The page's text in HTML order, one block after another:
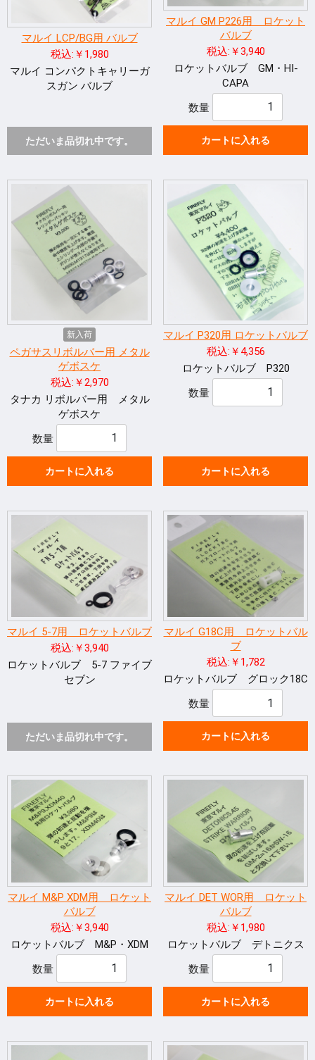
マルイ LCP/BG用 バルブ
税込:￥1,980
マルイ コンパクトキャリーガ
スガン バルブ
ただいま品切れ中です。
マルイ GM P226用 ロケット
バルブ
税込:￥3,940
ロケットバルブ GM・HI-
CAPA
数量
カートに入れる
新入荷
ペガサスリボルバー用 メタル
ゲボスケ
税込:￥2,970
タナカ リボルバー用 メタル
ゲボスケ
数量
カートに入れる
マルイ P320用 ロケットバルブ
税込:￥4,356
ロケットバルブ P320
数量
カートに入れる
マルイ 5-7用 ロケットバルブ
税込:￥3,940
ロケットバルブ 5-7 ファイブ
セブン
ただいま品切れ中です。
マルイ G18C用 ロケットバル
ブ
税込:￥1,782
ロケットバルブ グロック18C
数量
カートに入れる
マルイ M&P XDM用 ロケット
バルブ
税込:￥3,940
ロケットバルブ M&P・XDM
数量
カートに入れる
マルイ DET WOR用 ロケット
バルブ
税込:￥1,980
ロケットバルブ デトニクス
数量
カートに入れる